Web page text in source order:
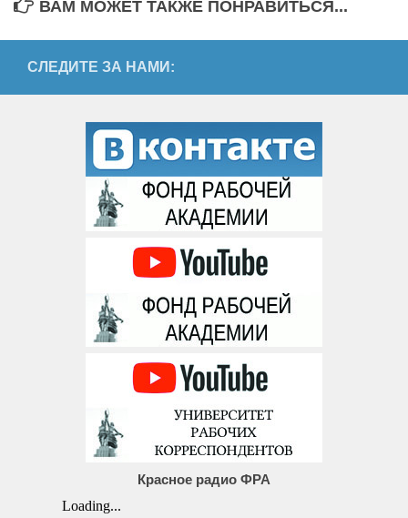
ВАМ МОЖЕТ ТАКЖЕ ПОНРАВИТЬСЯ...
СЛЕДИТЕ ЗА НАМИ:
Красное радио ФРА